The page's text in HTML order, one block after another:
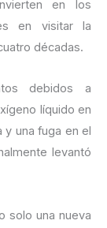
en los
en visitar la
décadas.
debidos a
líquido en
una fuga en el
levantó
solo una nueva